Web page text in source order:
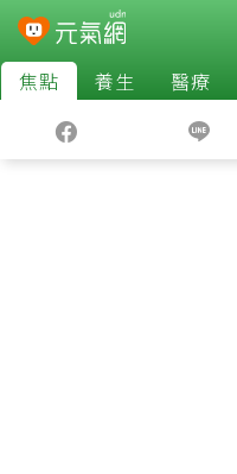
焦點 養生 醫療